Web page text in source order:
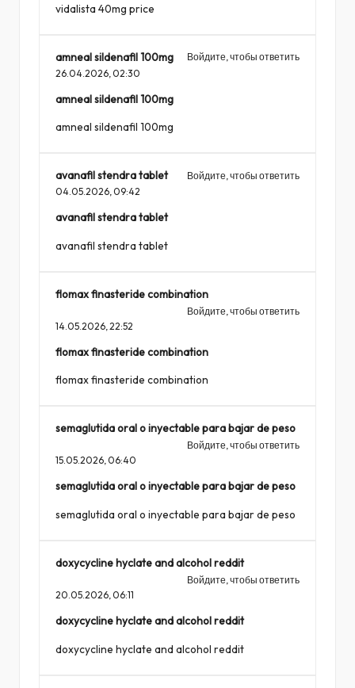
vidalista 40mg price
amneal sildenafil 100mg
Войдите, чтобы ответить
26.04.2026, 02:30
amneal sildenafil 100mg
amneal sildenafil 100mg
avanafil stendra tablet
Войдите, чтобы ответить
04.05.2026,09:42
avanafil stendra tablet
avanafil stendra tablet
flomax finasteride combination
Войдите, чтобы ответить
14.05.2026, 22:52
flomax finasteride combination
flomax finasteride combination
semaglutida oral o inyectable para bajar de peso
Войдите, чтобы ответить
15.05.2026,06:40
semaglutida oral o inyectable para bajar de peso
semaglutida oral o inyectable para bajar de peso
doxycycline hyclate and alcohol reddit
Войдите, чтобы ответить
20.05.2026,06:11
doxycycline hyclate and alcohol reddit
doxycycline hyclate and alcohol reddit